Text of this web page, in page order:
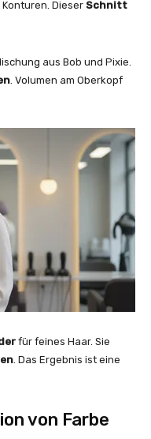
Dieser Schnitt
aus Bob und Pixie.
. Volumen am Oberkopf
für feines Haar. Sie
. Das Ergebnis ist eine
von Farbe